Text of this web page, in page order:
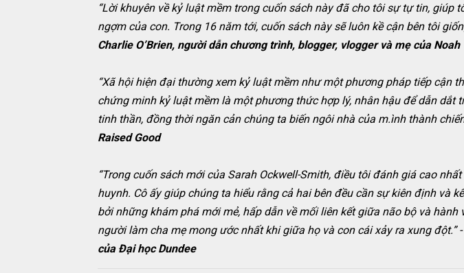
“Lời khuyên về kỷ luật mềm trong cuốn sách này đã cho tôi sự tự tin,
ngợm của con. Trong 16 năm tới, cuốn sách này sẽ luôn kề cận bên tôi
Charlie O’Brien, người dẫn chương trình, blogger, vlogger và mẹ của Noah
“Xã hội hiện đại thường xem kỷ luật mềm như một phương pháp tiếp cận
chứng minh kỷ luật mềm là một phương thức hợp lý, nhân hậu để dẫn
tinh thần, đồng thời ngăn cản chúng ta biến ngôi nhà của m.ình thành
Raised Good
“Trong cuốn sách mới của Sarah Ockwell-Smith, điều tôi đánh giá cao
huynh. Cô ấy giúp chúng ta hiểu rằng cả hai bên đều cần sự kiên định và
bởi những khám phá mới mẻ, hấp dẫn về mối liên kết giữa não bộ và
người làm cha mẹ mong ước nhất khi giữa họ và con cái xảy ra xung đột.” -
của Đại học Dundee